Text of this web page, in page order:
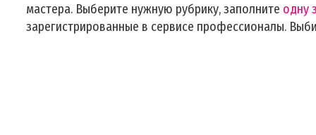
мастера. Выберите нужную рубрику, заполните одну
зарегистрированные в сервисе профессионалы.